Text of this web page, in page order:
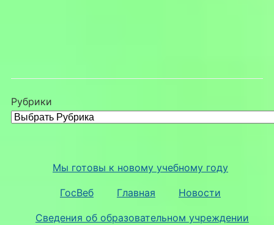
Рубрики
Мы готовы к новому учебному году
ГосВеб Главная Новости
Сведения об образовательном учреждении